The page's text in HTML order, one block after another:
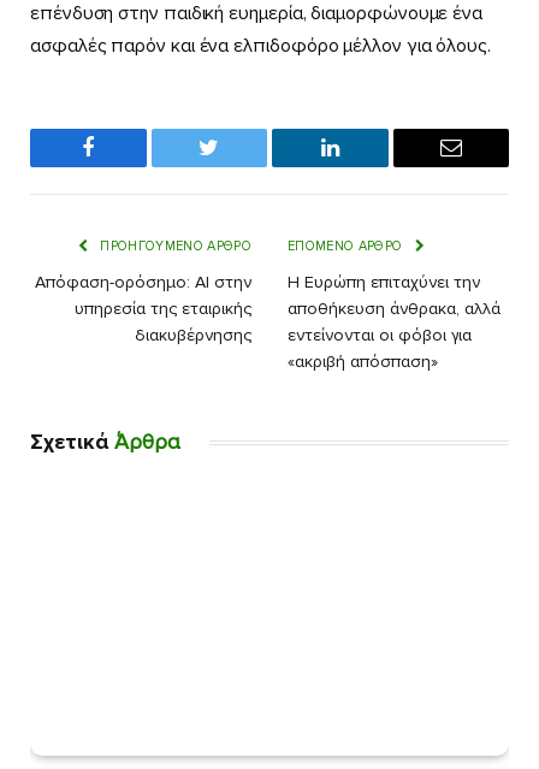
επένδυση στην παιδική ευημερία, διαμορφώνουμε ένα
ασφαλές παρόν και ένα ελπιδοφόρο μέλλον για όλους.
Facebook Twitter LinkedIn Email
ΠΡΟΗΓΟΎΜΕΝΟ ΆΡΘΡΟ
Απόφαση-ορόσημο: AI στην
υπηρεσία της εταιρικής
διακυβέρνησης
ΕΠΌΜΕΝΟ ΆΡΘΡΟ
Η Ευρώπη επιταχύνει την
αποθήκευση άνθρακα, αλλά
εντείνονται οι φόβοι για
«ακριβή απόσπαση»
ΣχετικάΆρθρα